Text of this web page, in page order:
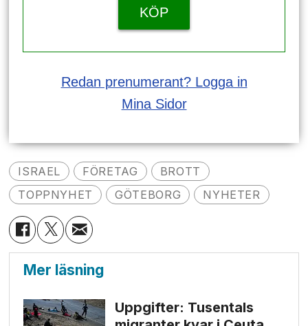
KÖP
Redan prenumerant? Logga in
Mina Sidor
ISRAEL FÖRETAG
BROTT
TOPPNYHET
GÖTEBORG NYHETER
Mer läsning
Uppgifter: Tusentals